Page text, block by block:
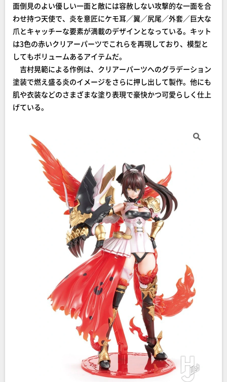
面倒見のよい優しい一面と敵には容赦しない攻撃的な一面を合
わせ持つ天使で、炎を意匠にケモ耳／翼／尻尾／外套／巨大な
爪とキャッチーな要素が満載のデザインとなっている。キット
は3色の赤いクリアーパーツでこれらを再現しており、模型と
してもボリュームあるアイテムだ。
吉村晃範による作例は、クリアーパーツへのグラデーション
塗装で燃え盛る炎のイメージをさらに押し出して製作。他にも
肌や衣装などのさまざまな塗り表現で豪快かつ可愛らしく仕上
げている。